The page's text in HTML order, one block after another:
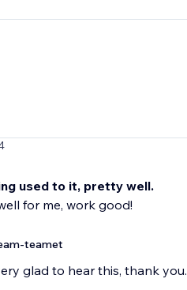
used to it, pretty well.
for me, work good!
teamet
glad to hear this, thank you.